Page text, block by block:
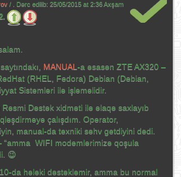
/ . Dərc edilib: 25/05/2015 at 2:36 Axşam
MANUAL -a əsasən ZTE AX320 –
(RHEL, Fedora) Debian (Debian,
Sistemləri ilə işləməlidir.
Rəsmi Dəstək xidməti ilə əlaqə saxlayıb
çalışdım. Operator,
manual-da texniki səhv getdiyini dedi.
“amma WIFI modemlərimizə qoşula
😉
da hələki dəstəkləmir, amma bu normal